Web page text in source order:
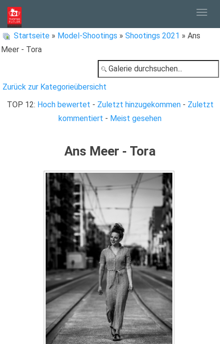
Startseite » Model-Shootings » Shootings 2021 » Ans
Meer - Tora
Zurück zur Kategorieübersicht
TOP 12: Hoch bewertet - Zuletzt hinzugekommen- Zuletzt
kommentiert - Meist gesehen
Ans Meer - Tora